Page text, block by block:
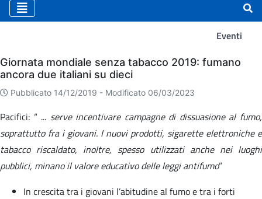
Eventi
Eventi
Giornata mondiale senza tabacco 2019: fumano
ancora due italiani su dieci
Pubblicato 14/12/2019 - Modificato 06/03/2023
Pacifici: “ ... serve incentivare campagne di dissuasione al fumo,
soprattutto fra i giovani. I nuovi prodotti, sigarette elettroniche e
tabacco riscaldato, inoltre, spesso utilizzati anche nei luoghi
pubblici, minano il valore educativo delle leggi antifumo”
In crescita tra i giovani l’abitudine al fumo e tra i forti